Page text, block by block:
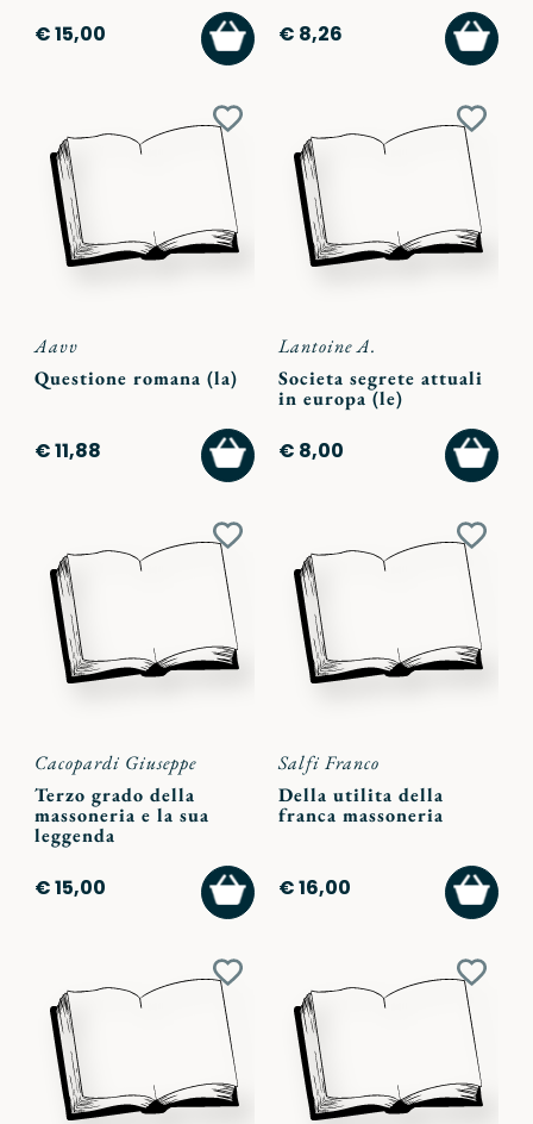
€ 15,00
AGGIUNGI
AL
CARRELLO
€ 8,26
AL
Aggiungi
ai
preferiti
Aavv
Questione romana (la)
€ 11,88
AGGIUNGI
AL
CARRELLO
ai
Lantoine A.
Societa segrete attuali
in europa (le)
€ 8,00
AL
Aggiungi
ai
preferiti
Cacopardi Giuseppe
Terzo grado della
massoneria e la sua
leggenda
€ 15,00
AGGIUNGI
AL
CARRELLO
ai
Salfi Franco
Della utilita della
franca massoneria
€ 16,00
AL
Aggiungi
ai
preferiti
ai